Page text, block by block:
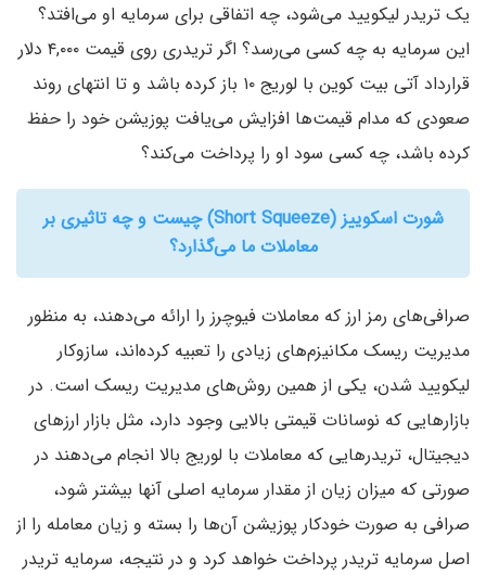
یک تریدر لیکویید می‌شود، چه اتفاقی برای سرمایه او می‌افتد؟
این سرمایه به چه کسی می‌رسد؟ اگر تریدری روی قیمت ۴,۰۰۰ دلار
قرارداد آتی بیت کوین با لوریج ۱۰ باز کرده باشد و تا انتهای روند
صعودی که مدام قیمت‌ها افزایش می‌یافت پوزیشن خود را حفظ
کرده باشد، چه کسی سود او را پرداخت می‌کند؟
شورت اسکوییز (Short Squeeze) چیست و چه تاثیری بر
معاملات ما می‌گذارد؟
صرافی‌های رمز ارز که معاملات فیوچرز را ارائه می‌دهند، به منظور
مدیریت ریسک مکانیزم‌های زیادی را تعبیه کرده‌اند، سازوکار
لیکویید شدن، یکی از همین روش‌های مدیریت ریسک است. در
بازارهایی که نوسانات قیمتی بالایی وجود دارد، مثل بازار ارزهای
دیجیتال، تریدرهایی که معاملات با لوریج بالا انجام می‌دهند در
صورتی که میزان زیان از مقدار سرمایه اصلی آنها بیشتر شود،
صرافی به صورت خودکار پوزیشن آن‌ها را بسته و زیان معامله را از
اصل سرمایه تریدر پرداخت خواهد کرد و در نتیجه، سرمایه تریدر